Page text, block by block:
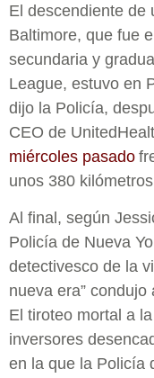
El descendiente de
Baltimore, que fue
secundaria y
League, estuvo en
dijo la Policía,
CEO de
miércoles pasado
unos 380
Al final, según
Policía de Nueva
detectivesco de la
nueva era”
El tiroteo mortal a
inversores
en la que la Policía